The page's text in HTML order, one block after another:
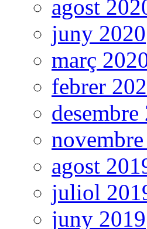
agost
juny 2020
març
febrer
desembre
agost
juliol
juny 2019